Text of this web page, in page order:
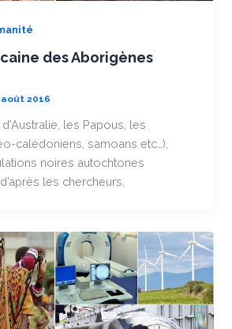
des Aborigènes
août 2016
les Papous, les
calédoniens, samoans etc…),
noires autochtones
les chercheurs,